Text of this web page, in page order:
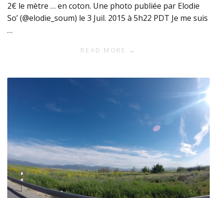
2€ le mètre … en coton. Une photo publiée par Elodie
So’ (@elodie_soum) le 3 Juil. 2015 à 5h22 PDT Je me suis
…
READ MORE →